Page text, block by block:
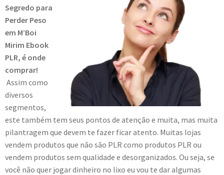
Segredo para
Perder Peso
em M’Boi
Mirim Ebook
PLR, é onde
comprar!
Assim como
diversos
segmentos,
este também tem seus pontos de atenção e muita, mas muita
pilantragem que devem te fazer ficar atento. Muitas lojas
vendem produtos que não são PLR como produtos PLR ou
vendem produtos sem qualidade e desorganizados. Ou seja, se
você não quer jogar dinheiro no lixo eu vou te dar algumas